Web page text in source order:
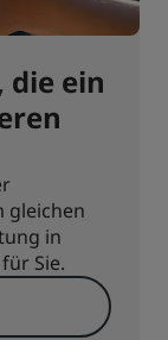
die ein
gleichen
in
Sie.